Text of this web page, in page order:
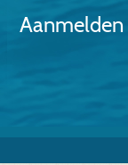
Aanmelden